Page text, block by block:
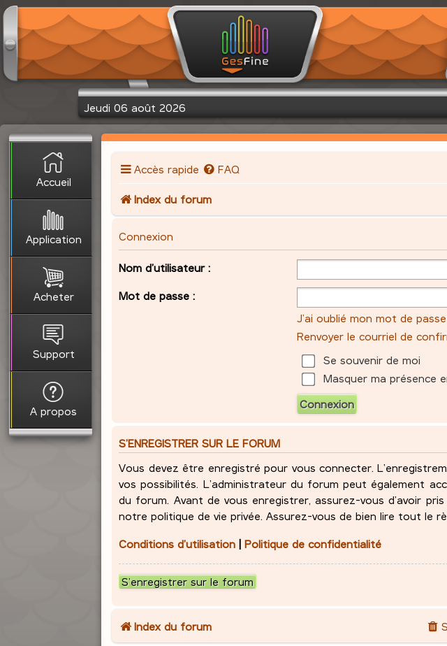
Jeudi 06 août 2026
Accueil
Application
Acheter
Support
A propos
Accès rapide FAQ
Index du forum
Connexion
Nom d’utilisateur :
Mot de passe :
J’ai oublié mon mot de passe
Renvoyer le courriel de
Se souvenir de moi
Masquer ma présence
S’ENREGISTRER SUR LE FORUM
Vous devez être enregistré pour vous connecter.
vos possibilités. L’administrateur du forum peut également
du forum. Avant de vous enregistrer, assurez-vous d’avoir
notre politique de vie privée. Assurez-vous de bien lire tout le
Conditions d’utilisation |Politique de confidentialité
S’enregistrer sur le forum
Index du forum